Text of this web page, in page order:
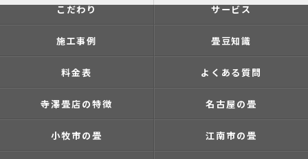
こだわり サービス
施工事例 畳豆知識
料金表 よくある質問
寺澤畳店の特徴 名古屋の畳
小牧市の畳 江南市の畳